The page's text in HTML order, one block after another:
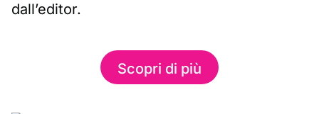
dall’editor.
Scopri di più